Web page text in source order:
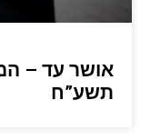
אושר עד –
תשע”ח